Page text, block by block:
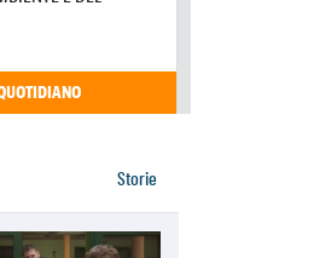
esseri umani